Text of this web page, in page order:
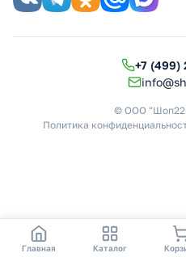
+7 (499)
© ООО
Политика
Главная Каталог